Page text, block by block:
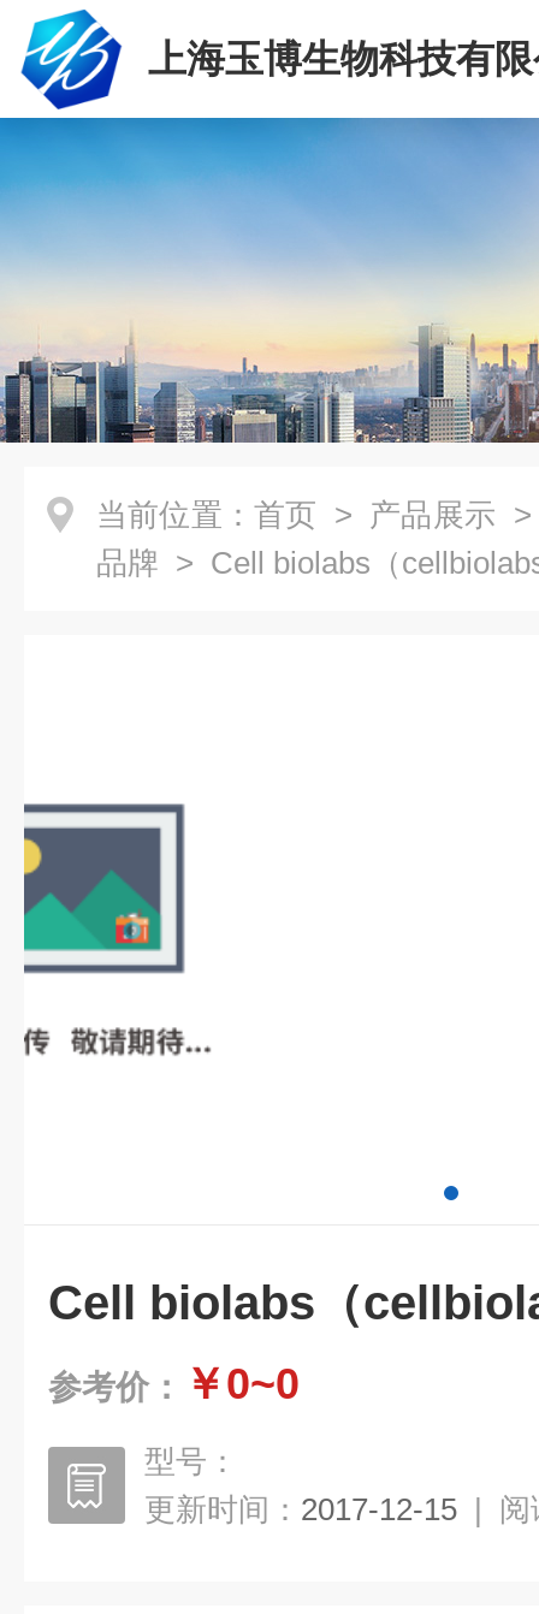
上海玉博生物科技有
当前位置： 首页 > 产品展示
品牌 > Cell biolabs（
Cell biolabs（
参考价： ￥0~0
型号：
更新时间： 2017-12-15 | 阅